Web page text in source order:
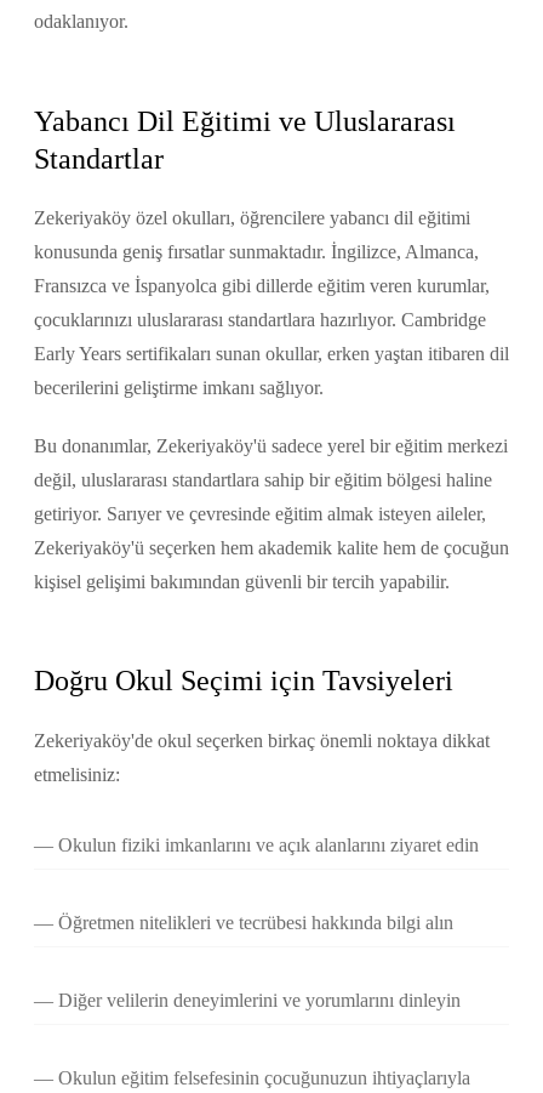
odaklanıyor.
Yabancı Dil Eğitimi ve Uluslararası
Standartlar
Zekeriyaköy özel okulları, öğrencilere yabancı dil eğitimi
konusunda geniş fırsatlar sunmaktadır. İngilizce, Almanca,
Fransızca ve İspanyolca gibi dillerde eğitim veren kurumlar,
çocuklarınızı uluslararası standartlara hazırlıyor. Cambridge
Early Years sertifikaları sunan okullar, erken yaştan itibaren dil
becerilerini geliştirme imkanı sağlıyor.
Bu donanımlar, Zekeriyaköy'ü sadece yerel bir eğitim merkezi
değil, uluslararası standartlara sahip bir eğitim bölgesi haline
getiriyor. Sarıyer ve çevresinde eğitim almak isteyen aileler,
Zekeriyaköy'ü seçerken hem akademik kalite hem de çocuğun
kişisel gelişimi bakımından güvenli bir tercih yapabilir.
Doğru Okul Seçimi için Tavsiyeleri
Zekeriyaköy'de okul seçerken birkaç önemli noktaya dikkat
etmelisiniz:
Okulun fiziki imkanlarını ve açık alanlarını ziyaret edin
Öğretmen nitelikleri ve tecrübesi hakkında bilgi alın
Diğer velilerin deneyimlerini ve yorumlarını dinleyin
Okulun eğitim felsefesinin çocuğunuzun ihtiyaçlarıyla